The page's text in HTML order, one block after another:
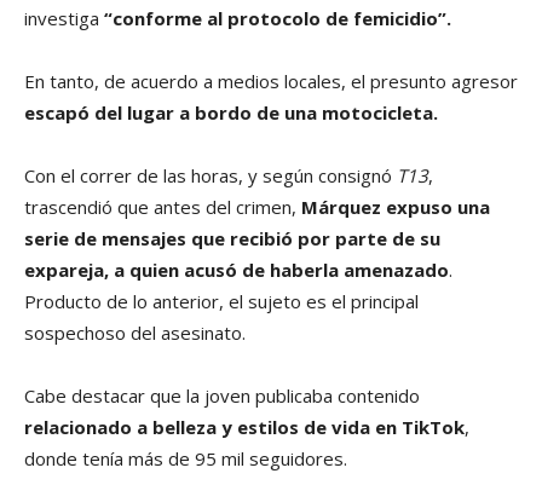
investiga “conforme al protocolo de femicidio”.
En tanto, de acuerdo a medios locales, el presunto agresor
escapó del lugar a bordo de una motocicleta.
Con el correr de las horas, y según consignó T13,
trascendió que antes del crimen, Márquez expuso una
serie de mensajes que recibió por parte de su
expareja, a quien acusó de haberla amenazado.
Producto de lo anterior, el sujeto es el principal
sospechoso del asesinato.
Cabe destacar que la joven publicaba contenido
relacionado a belleza y estilos de vida en TikTok,
donde tenía más de 95 mil seguidores.